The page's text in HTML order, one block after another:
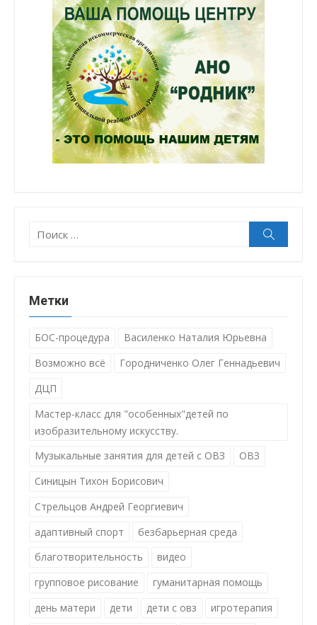
Поиск:
Метки
БОС-процедура
Василенко Наталия Юрьевна
Возможно всё
Городниченко Олег Геннадьевич
ДЦП
Мастер-класс для "особенных"детей по
изобразительному искусству.
Музыкальные занятия для детей с ОВЗ
ОВЗ
Синицын Тихон Борисович
Стрельцов Андрей Георгиевич
адаптивный спорт
безбарьерная среда
благотворительность
видео
групповое рисование
гуманитарная помощь
день матери
дети дети с овз
игротерапия